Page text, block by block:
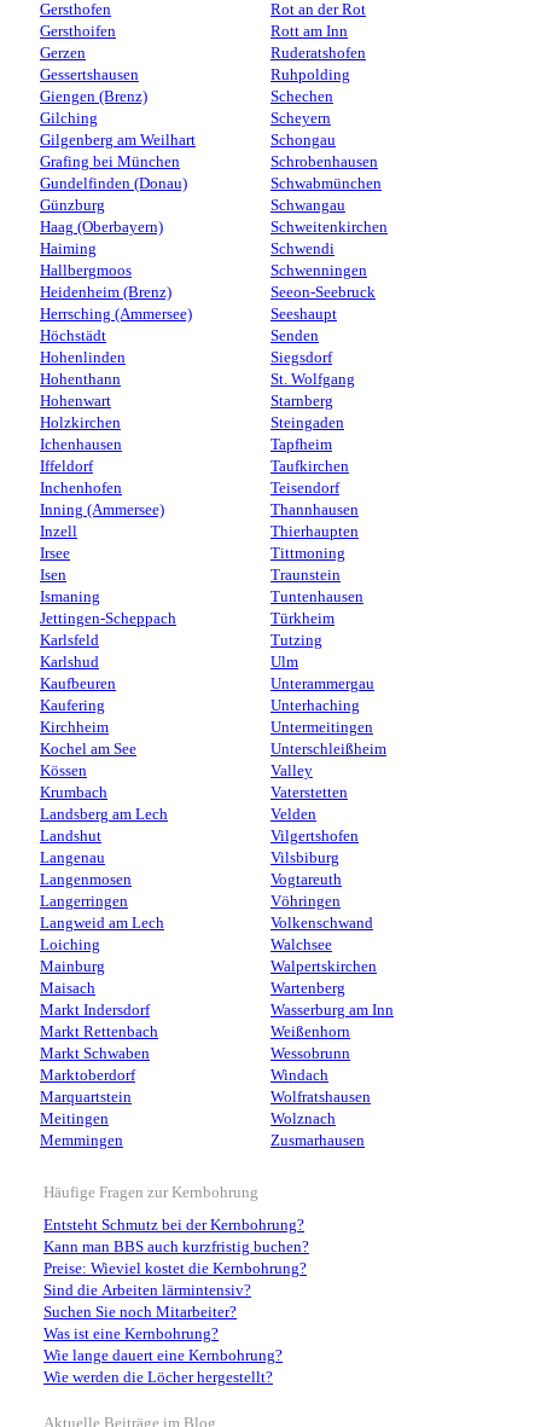
Gersthofen
Gersthoifen
Gerzen
Gessertshausen
Giengen (Brenz)
Gilching
Gilgenberg am Weilhart
Grafing bei München
Gundelfinden (Donau)
Günzburg
Haag (Oberbayern)
Haiming
Hallbergmoos
Heidenheim (Brenz)
Herrsching (Ammersee)
Höchstädt
Hohenlinden
Hohenthann
Hohenwart
Holzkirchen
Ichenhausen
Iffeldorf
Inchenhofen
Inning (Ammersee)
Inzell
Irsee
Isen
Ismaning
Jettingen-Scheppach
Karlsfeld
Karlshud
Kaufbeuren
Kaufering
Kirchheim
Kochel am See
Kössen
Krumbach
Landsberg am Lech
Landshut
Langenau
Langenmosen
Langerringen
Langweid am Lech
Loiching
Mainburg
Maisach
Markt Indersdorf
Markt Rettenbach
Markt Schwaben
Marktoberdorf
Marquartstein
Meitingen
Memmingen
Rot an der Rot
Rott am Inn
Ruderatshofen
Ruhpolding
Schechen
Scheyern
Schongau
Schrobenhausen
Schwabmünchen
Schwangau
Schweitenkirchen
Schwendi
Schwenningen
Seeon-Seebruck
Seeshaupt
Senden
Siegsdorf
St. Wolfgang
Starnberg
Steingaden
Tapfheim
Taufkirchen
Teisendorf
Thannhausen
Thierhaupten
Tittmoning
Traunstein
Tuntenhausen
Türkheim
Tutzing
Ulm
Unterammergau
Unterhaching
Untermeitingen
Unterschleißheim
Valley
Vaterstetten
Velden
Vilgertshofen
Vilsbiburg
Vogtareuth
Vöhringen
Volkenschwand
Walchsee
Walpertskirchen
Wartenberg
Wasserburg am Inn
Weißenhorn
Wessobrunn
Windach
Wolfratshausen
Wolznach
Zusmarhausen
Häufige Fragen zur Kernbohrung
Entsteht Schmutz bei der Kernbohrung?
Kann man BBS auch kurzfristig buchen?
Preise: Wieviel kostet die Kernbohrung?
Sind die Arbeiten lärmintensiv?
Suchen Sie noch Mitarbeiter?
Was ist eine Kernbohrung?
Wie lange dauert eine Kernbohrung?
Wie werden die Löcher hergestellt?
Aktuelle Beiträge im Blog